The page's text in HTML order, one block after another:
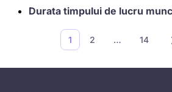
Durata timpului de lucru
1 2 … 14